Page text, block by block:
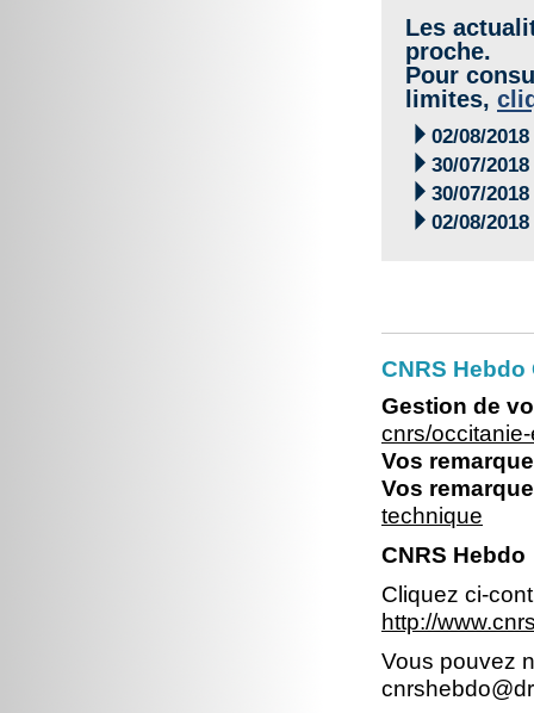
Les
proche.
Pour
limites,
 02/08/2018
 30/07/2018
 30/07/2018
 02/08/2018
CNRS
Gestion de
cnrs/
Vos
Vos
technique
CNRS Hebdo
Cliquez ci-
http://
Vous pouvez